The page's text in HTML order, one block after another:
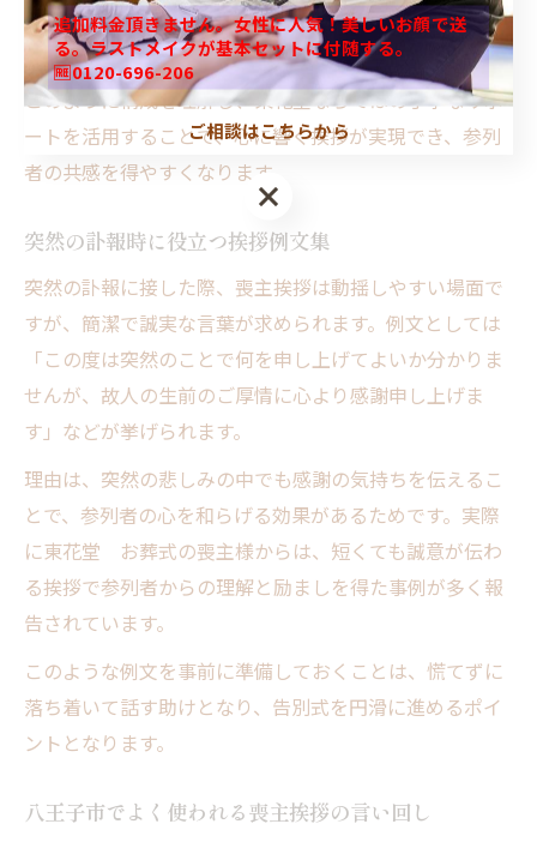
支えられ感謝の念を抱いておりました」といった感謝と
故人の人柄を織り交ぜる表現が好まれます。
このように構成を理解し、東花堂ならではの丁寧なサポ
ートを活用することで、心に響く挨拶が実現でき、参列
者の共感を得やすくなります。
突然の訃報時に役立つ挨拶例文集
突然の訃報に接した際、喪主挨拶は動揺しやすい場面で
すが、簡潔で誠実な言葉が求められます。例文としては
「この度は突然のことで何を申し上げてよいか分かりま
せんが、故人の生前のご厚情に心より感謝申し上げま
す」などが挙げられます。
理由は、突然の悲しみの中でも感謝の気持ちを伝えるこ
とで、参列者の心を和らげる効果があるためです。実際
に東花堂 お葬式の喪主様からは、短くても誠意が伝わ
る挨拶で参列者からの理解と励ましを得た事例が多く報
告されています。
このような例文を事前に準備しておくことは、慌てずに
落ち着いて話す助けとなり、告別式を円滑に進めるポイ
ントとなります。
八王子市でよく使われる喪主挨拶の言い回し
追加料金頂きません。女性に人気！美しいお顔で送
る。ラストメイクが基本セットに付随する。
🆓0120-696-206
ご相談はこちらから